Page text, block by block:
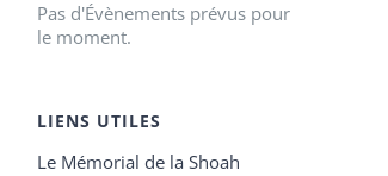
Pas d'Évènements prévus pour
le moment.
LIENS UTILES
Le Mémorial de la Shoah